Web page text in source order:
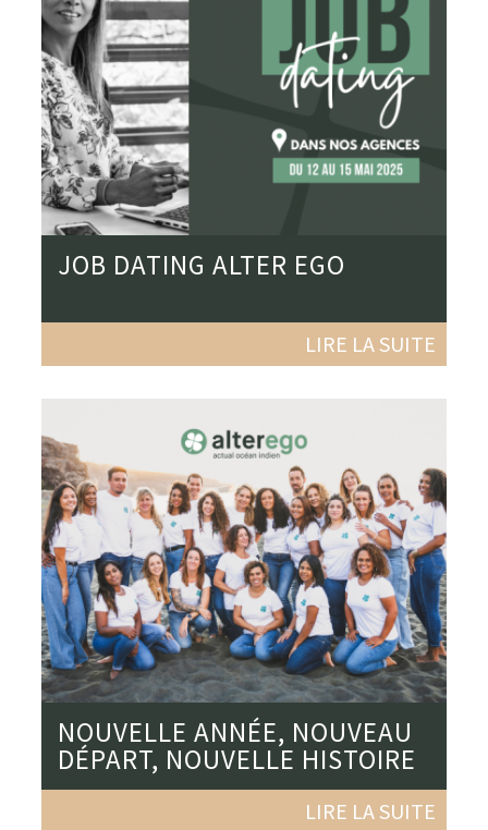
JOB DATING ALTER EGO
LIRE LA SUITE
NOUVELLE ANNÉE, NOUVEAU
DÉPART, NOUVELLE HISTOIRE
LIRE LA SUITE